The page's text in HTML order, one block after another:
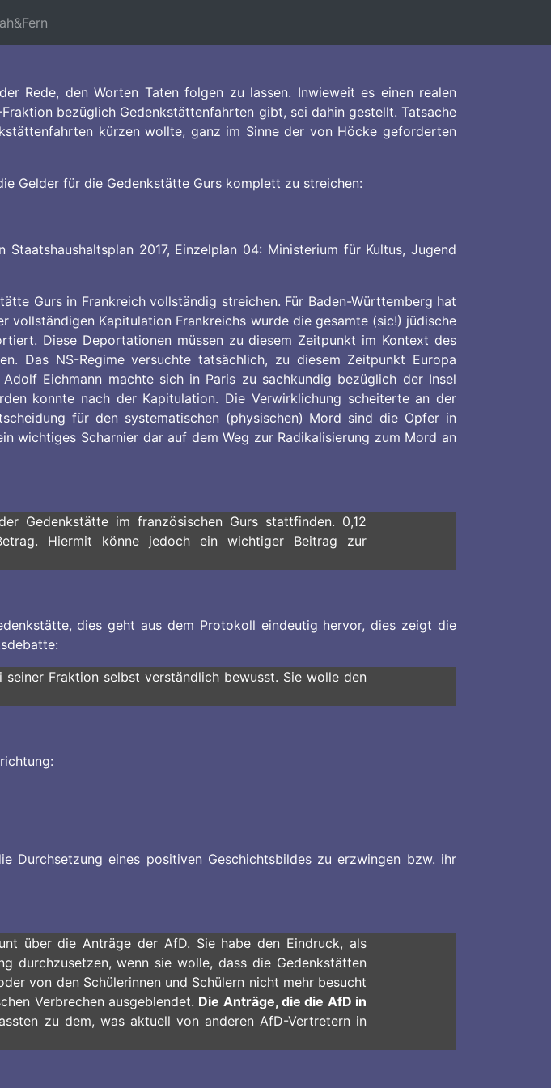
Rede, den Worten Taten folgen zu lassen. Inwieweit es einen realen
bezüglich Gedenkstättenfahrten gibt, sei dahin gestellt. Tatsache
kürzen wollte, ganz im Sinne der von Höcke geforderten
Gelder für die Gedenkstätte Gurs komplett zu streichen:
2017, Einzelplan 04: Ministerium für Kultus, Jugend
Gurs in Frankreich vollständig streichen. Für Baden-Württemberg hat
vollständigen Kapitulation Frankreichs wurde die gesamte (sic!) jüdische
Diese Deportationen müssen zu diesem Zeitpunkt im Kontext des
Das NS-Regime versuchte tatsächlich, zu diesem Zeitpunkt Europa
Eichmann machte sich in Paris zu sachkundig bezüglich der Insel
konnte nach der Kapitulation. Die Verwirklichung scheiterte an der
für den systematischen (physischen) Mord sind die Opfer in
wichtiges Scharnier dar auf dem Weg zur Radikalisierung zum Mord an
Gedenkstätte im französischen Gurs stattfinden. 0,12
Hiermit könne jedoch ein wichtiger Beitrag zur
dies geht aus dem Protokoll eindeutig hervor, dies zeigt die
Fraktion selbst verständlich bewusst. Sie wolle den
eines positiven Geschichtsbildes zu erzwingen bzw. ihr
über die Anträge der AfD. Sie habe den Eindruck, als
durchzusetzen, wenn sie wolle, dass die Gedenkstätten
von den Schülerinnen und Schülern nicht mehr besucht
Verbrechen ausgeblendet. Die Anträge, die die AfD in
zu dem, was aktuell von anderen AfD-Vertretern in